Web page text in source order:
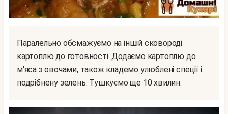
Паралельно обсмажуємо на іншій сковороді
картоплю до готовності. Додаємо картоплю до
м'яса з овочами, також кладемо улюблені спеції і
подрібнену зелень. Тушкуємо ще 10 хвилин.